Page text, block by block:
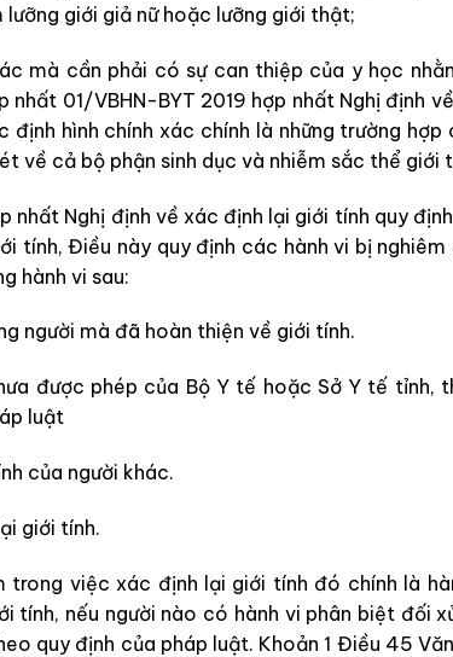
lưỡng giới giả nữ hoặc lưỡng giới thật;
mà cần phải có sự can thiệp của y học
01/VBHN-BYT 2019 hợp nhất Nghị định
hình chính xác chính là những trường hợp
về cả bộ phận sinh dục và nhiễm sắc thể giới
nhất Nghị định về xác định lại giới tính quy
tính, Điều này quy định các hành vi bị nghiêm
hành vi sau:
người mà đã hoàn thiện về giới tính.
được phép của Bộ Y tế hoặc Sở Y tế tỉnh,
luật
của người khác.
giới tính.
việc xác định lại giới tính đó chính là
tính, nếu người nào có hành vi phân biệt đối
quy định của pháp luật. Khoản 1 Điều 45